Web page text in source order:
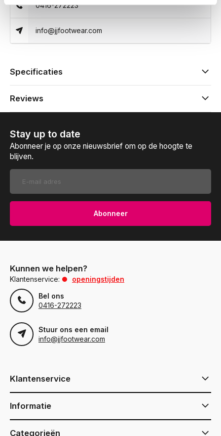
0416-272223
info@jjfootwear.com
Specificaties
Reviews
Stay up to date
Abonneer je op onze nieuwsbrief om op de hoogte te
blijven.
Abonneer
Kunnen we helpen?
Klantenservice:
openingstijden
Bel ons
0416-272223
Stuur ons een email
info@jjfootwear.com
Klantenservice
Informatie
Categorieën